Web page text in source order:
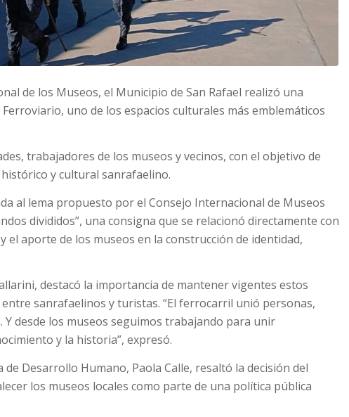
de los Museos, el Municipio de San Rafael realizó una
uno de los espacios culturales más emblemáticos
trabajadores de los museos y vecinos, con el objetivo de
y cultural sanrafaelino.
al lema propuesto por el Consejo Internacional de Museos
divididos”, una consigna que se relacionó directamente con
aporte de los museos en la construcción de identidad,
destacó la importancia de mantener vigentes estos
sanrafaelinos y turistas. “El ferrocarril unió personas,
desde los museos seguimos trabajando para unir
y la historia”, expresó.
Desarrollo Humano, Paola Calle, resaltó la decisión del
los museos locales como parte de una política pública